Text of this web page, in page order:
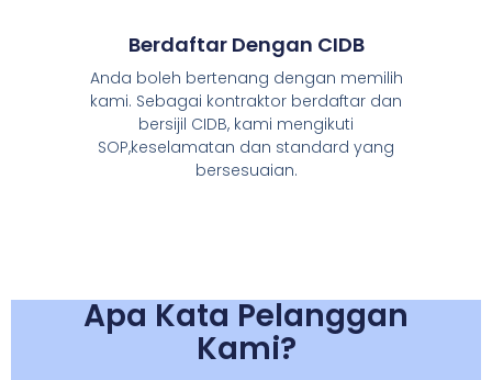
Berdaftar Dengan CIDB
Anda boleh bertenang dengan memilih
kami. Sebagai kontraktor berdaftar dan
bersijil CIDB, kami mengikuti
SOP,keselamatan dan standard yang
bersesuaian.
Apa Kata Pelanggan
Kami?